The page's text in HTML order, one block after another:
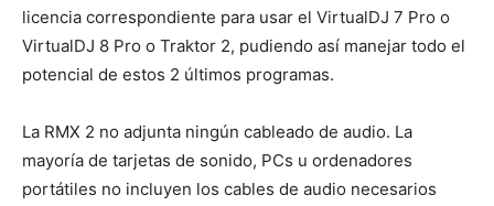
licencia correspondiente para usar el VirtualDJ 7 Pro o
VirtualDJ 8 Pro o Traktor 2, pudiendo así manejar todo el
potencial de estos 2 últimos programas.
La RMX 2 no adjunta ningún cableado de audio. La
mayoría de tarjetas de sonido, PCs u ordenadores
portátiles no incluyen los cables de audio necesarios